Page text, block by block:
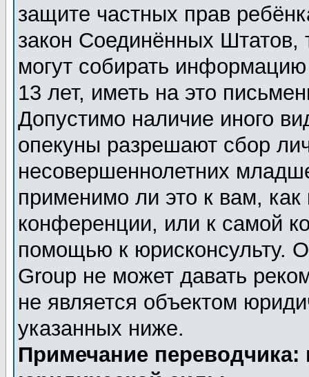
защите частных прав
закон Соединённых Штатов,
могут собирать
13 лет, иметь на это
Допустимо наличие иного
опекуны разрешают сбор
несовершеннолетних
применимо ли это к вам,
конференции, или к самой
помощью к юрисконсульту.
Group не может давать
не является объектом
указанных ниже.
Примечание